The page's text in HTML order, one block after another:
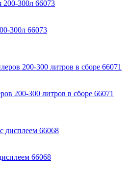
300л 66073
200-300 литров в сборе 66071
66068